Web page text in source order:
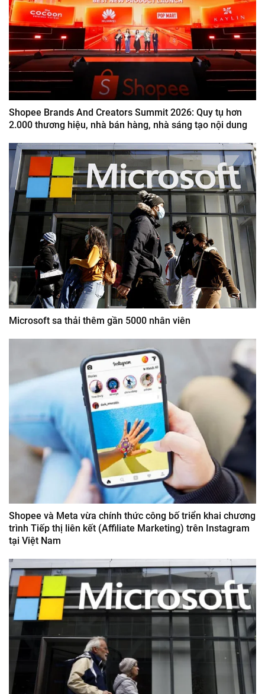
Shopee Brands And Creators Summit 2026: Quy tụ hơn
2.000 thương hiệu, nhà bán hàng, nhà sáng tạo nội dung
Microsoft sa thải thêm gần 5000 nhân viên
Shopee và Meta vừa chính thức công bố triển khai chương
trình Tiếp thị liên kết (Affiliate Marketing) trên Instagram
tại Việt Nam